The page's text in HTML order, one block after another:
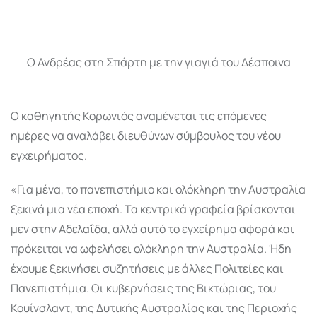
Ο Ανδρέας στη Σπάρτη με την γιαγιά του Δέσποινα
Ο καθηγητής Κορωνιός αναμένεται τις επόμενες
ημέρες να αναλάβει διευθύνων σύμβουλος του νέου
εγχειρήματος.
«Για μένα, το πανεπιστήμιο και ολόκληρη την Αυστραλία
ξεκινά μια νέα εποχή. Τα κεντρικά γραφεία βρίσκονται
μεν στην Αδελαΐδα, αλλά αυτό το εγχείρημα αφορά και
πρόκειται να ωφελήσει ολόκληρη την Αυστραλία. Ήδη
έχουμε ξεκινήσει συζητήσεις με άλλες Πολιτείες και
Πανεπιστήμια. Οι κυβερνήσεις της Βικτώριας, του
Κουίνσλαντ, της Δυτικής Αυστραλίας και της Περιοχής